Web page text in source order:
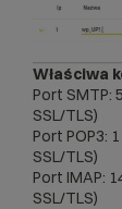
Właściwa
Port SMTP:
SSL/TLS)
Port POP3:
SSL/TLS)
Port IMAP:
SSL/TLS)